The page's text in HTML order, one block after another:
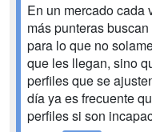
En un mercado cada
más punteras
para lo que no
que les llegan, sino
perfiles que se
día ya es frecuente
perfiles si son